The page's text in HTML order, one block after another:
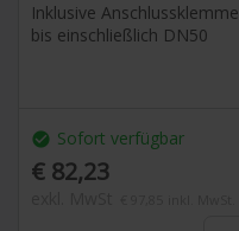
Inklusive Anschlussklemme
bis einschließlich DN50
check_circle Sofort verfügbar
€ 82,23